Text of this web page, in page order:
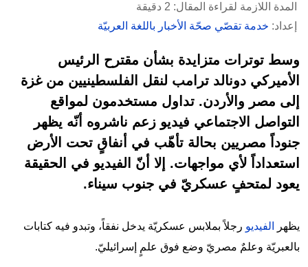
المدة اللازمة لقراءة المقال: 2 دقيقة
إعداد: خدمة تقصّي صحّة الأخبار باللغة العربيّة
وسط توترات متزايدة بشأن مقترح الرئيس
الأميركي دونالد ترامب لنقل الفلسطينيين من غزة
إلى مصر والأردن. تداول مستخدمون لمواقع
التواصل الاجتماعي فيديو زعم ناشروه أنّه يظهر
جنوداً مصريين بحالة تأهّب في أنفاقٍ تحت الأرض
استعداداً لأي مواجهات. إلا أنّ الفيديو في الحقيقة
يعود لمتحفٍ عسكريّ في جنوب سيناء.
يظهر الفيديو رجلاً بملابس عسكريّة يدخل نفقاً، وتبدو فيه كتابات
بالعبريّة وعلمٌ مصريّ وضع فوق علمٍ إسرائيليّ.